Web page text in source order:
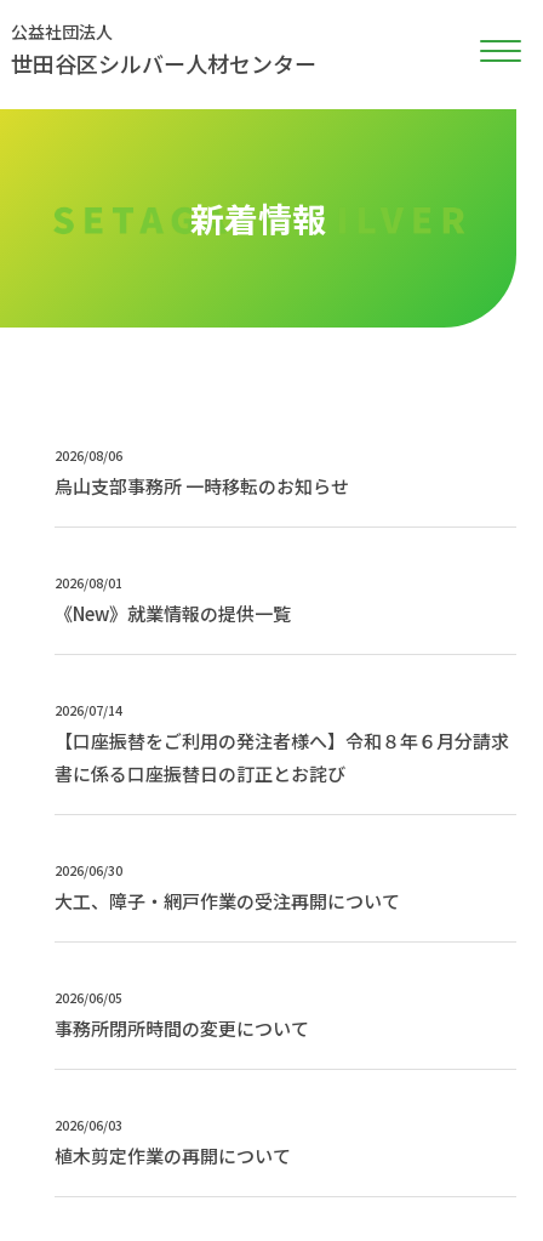
公益社団法人
世田谷区シルバー人材センター
新着情報
2026/08/06
烏山支部事務所 一時移転のお知らせ
2026/08/01
《New》就業情報の提供一覧
2026/07/14
【口座振替をご利用の発注者様へ】令和８年６月分請求
書に係る口座振替日の訂正とお詫び
2026/06/30
大工、障子・網戸作業の受注再開について
2026/06/05
事務所閉所時間の変更について
2026/06/03
植木剪定作業の再開について